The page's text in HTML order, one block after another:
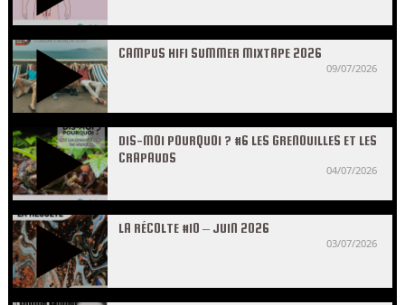
CAMPUS HIFI SUMMER MIXTAPE 2026
09/07/2026
DIS-MOI POURQUOI ? #6 LES GRENOUILLES ET LES
CRAPAUDS
04/07/2026
LA RÉCOLTE #10 – JUIN 2026
03/07/2026